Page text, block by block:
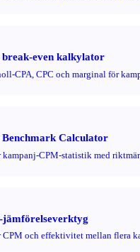
even kalkylator
CPA, CPC och marginal för
Calculator
kampanj-CPM-statistik med
jämförelseverktyg
CPM och effektivitet mellan flera